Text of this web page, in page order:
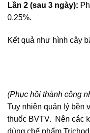
Lần 2 (sau 3 ngày):
0,25%.
Kết quả như hình cây
(Phục hồi thành công
Tuy nhiên quản lý bền
thuốc BVTV. Nên các
dùng chế phẩm